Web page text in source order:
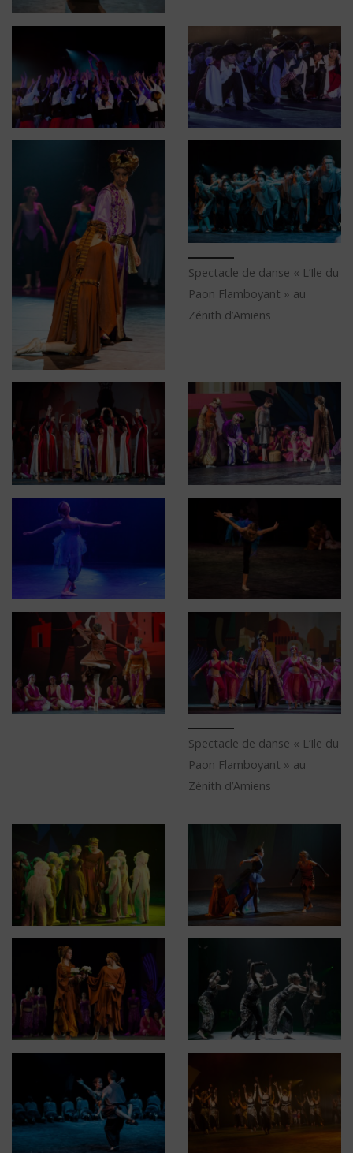
Spectacle de danse « L’Ile du
Paon Flamboyant » au
Zénith d’Amiens
Spectacle de danse « L’Ile du
Paon Flamboyant » au
Zénith d’Amiens